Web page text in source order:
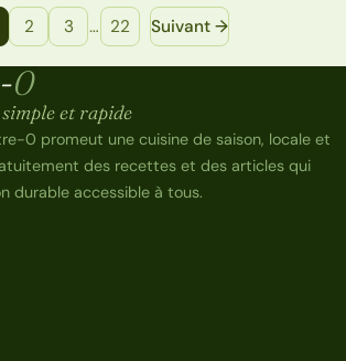
les pages de recettes
2 3 … 22 Suivant →
0
et rapide
0 promeut une cuisine de saison, locale et
des recettes et des articles qui
durable accessible à tous.